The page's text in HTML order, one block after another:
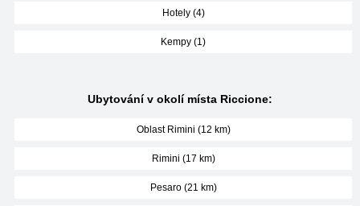
Hotely (4)
Kempy (1)
Ubytování v okolí místa Riccione:
Oblast Rimini (12 km)
Rimini (17 km)
Pesaro (21 km)